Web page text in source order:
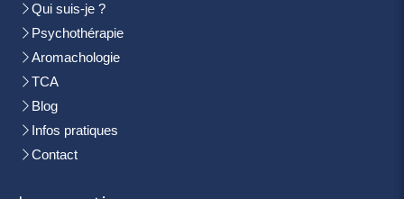
Qui suis-je ?
Psychothérapie
Aromachologie
TCA
Blog
Infos pratiques
Contact